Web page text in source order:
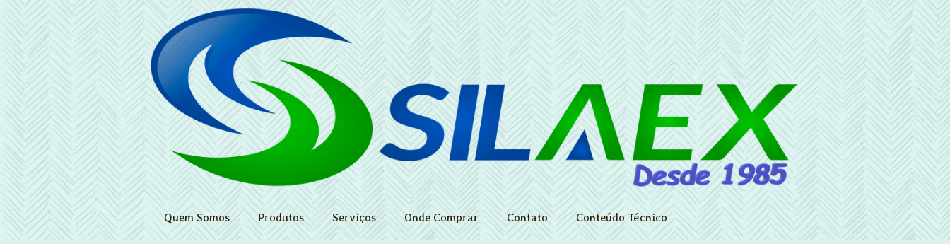
Quem Somos Produtos Serviços Onde Comprar Contato Conteúdo Técnico